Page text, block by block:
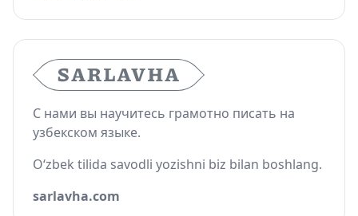
С нами вы научитесь грамотно писать на
узбекском языке.
O‘zbek tilida savodli yozishni biz bilan boshlang.
sarlavha.com